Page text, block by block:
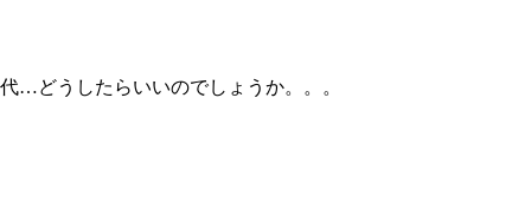
…どうしたらいいのでしょうか。。。